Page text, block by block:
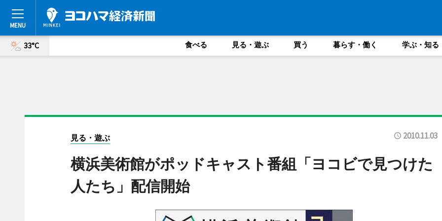
33°C 食べる 見る・遊ぶ 買う 暮らす・働く 学ぶ・知る
見る・遊ぶ 2010.11.03
横浜美術館がポッドキャスト番組「ヨコビで見つけた
人たち」配信開始